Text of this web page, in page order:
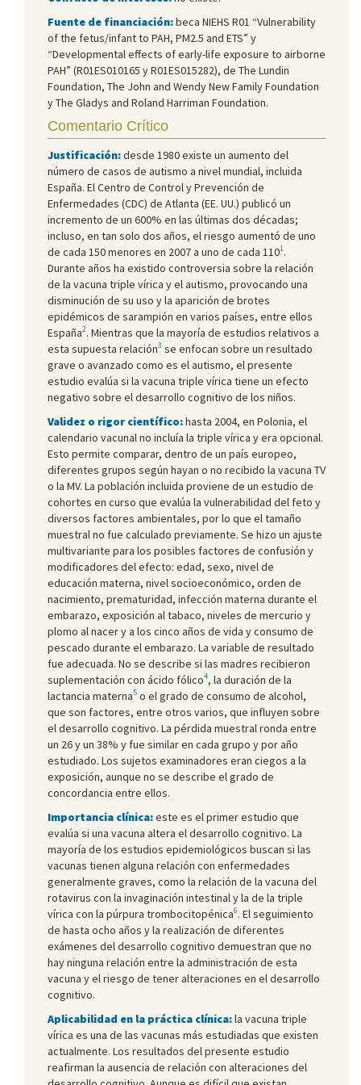
Fuente de financiación:beca NIEHS R01 “Vulnerability
of the fetus/infant to PAH, PM2.5 and ETS” y
“Developmental effects of early-life exposure to airborne
PAH” (R01ES010165 y R01ES015282), de The Lundin
Foundation, The John and Wendy New Family Foundation
y The Gladys and Roland Harriman Foundation.
Comentario Crítico
Justificación:desde 1980 existe un aumento del
número de casos de autismo a nivel mundial, incluida
España. El Centro de Control y Prevención de
Enfermedades (CDC) de Atlanta (EE. UU.) publicó un
incremento de un 600% en las últimas dos décadas;
incluso, en tan solo dos años, el riesgo aumentó de uno
de cada 150 menores en 2007 a uno de cada 1101.
Durante años ha existido controversia sobre la relación
de la vacuna triple vírica y el autismo, provocando una
disminución de su uso y la aparición de brotes
epidémicos de sarampión en varios países, entre ellos
España2. Mientras que la mayoría de estudios relativos a
esta supuesta relación3 se enfocan sobre un resultado
grave o avanzado como es el autismo, el presente
estudio evalúa si la vacuna triple vírica tiene un efecto
negativo sobre el desarrollo cognitivo de los niños.
Validez o rigor científico:hasta 2004, en Polonia, el
calendario vacunal no incluía la triple vírica y era opcional.
Esto permite comparar, dentro de un país europeo,
diferentes grupos según hayan o no recibido la vacuna TV
o la MV. La población incluida proviene de un estudio de
cohortes en curso que evalúa la vulnerabilidad del feto y
diversos factores ambientales, por lo que el tamaño
muestral no fue calculado previamente. Se hizo un ajuste
multivariante para los posibles factores de confusión y
modificadores del efecto: edad, sexo, nivel de
educación materna, nivel socioeconómico, orden de
nacimiento, prematuridad, infección materna durante el
embarazo, exposición al tabaco, niveles de mercurio y
plomo al nacer y a los cinco años de vida y consumo de
pescado durante el embarazo. La variable de resultado
fue adecuada. No se describe si las madres recibieron
suplementación con ácido fólico4, la duración de la
lactancia materna5 o el grado de consumo de alcohol,
que son factores, entre otros varios, que influyen sobre
el desarrollo cognitivo. La pérdida muestral ronda entre
un 26 y un 38% y fue similar en cada grupo y por año
estudiado. Los sujetos examinadores eran ciegos a la
exposición, aunque no se describe el grado de
concordancia entre ellos.
Importancia clínica:este es el primer estudio que
evalúa si una vacuna altera el desarrollo cognitivo. La
mayoría de los estudios epidemiológicos buscan si las
vacunas tienen alguna relación con enfermedades
generalmente graves, como la relación de la vacuna del
rotavirus con la invaginación intestinal y la de la triple
vírica con la púrpura trombocitopénica6. El seguimiento
de hasta ocho años y la realización de diferentes
exámenes del desarrollo cognitivo demuestran que no
hay ninguna relación entre la administración de esta
vacuna y el riesgo de tener alteraciones en el desarrollo
cognitivo.
Aplicabilidad en la práctica clínica:la vacuna triple
vírica es una de las vacunas más estudiadas que existen
actualmente. Los resultados del presente estudio
reafirman la ausencia de relación con alteraciones del